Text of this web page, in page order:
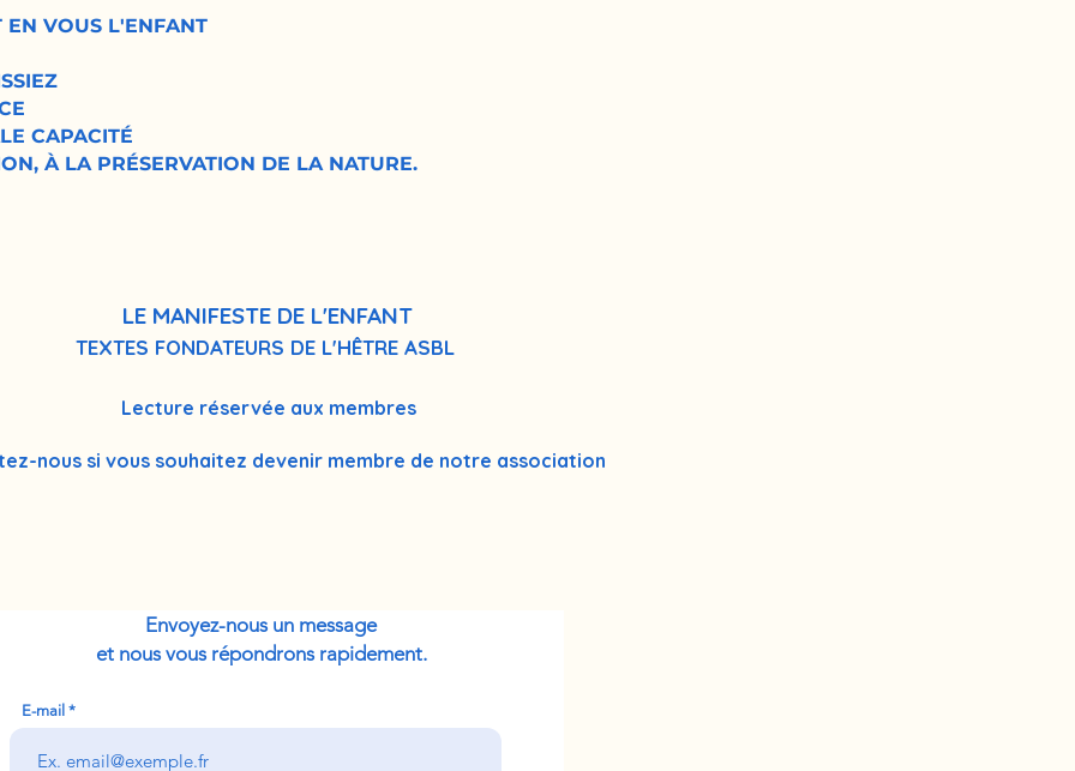
EN VOUS L'ENFANT
CAPACITÉ
À LA PRÉSERVATION DE LA NATURE.
LE MANIFESTE DE L'ENFANT
TEXTES FONDATEURS DE L'HÊTRE ASBL
Lecture réservée aux membres
nous si vous souhaitez devenir membre de notre association
Envoyez-nous un message
et nous vous répondrons rapidement.
E-mail